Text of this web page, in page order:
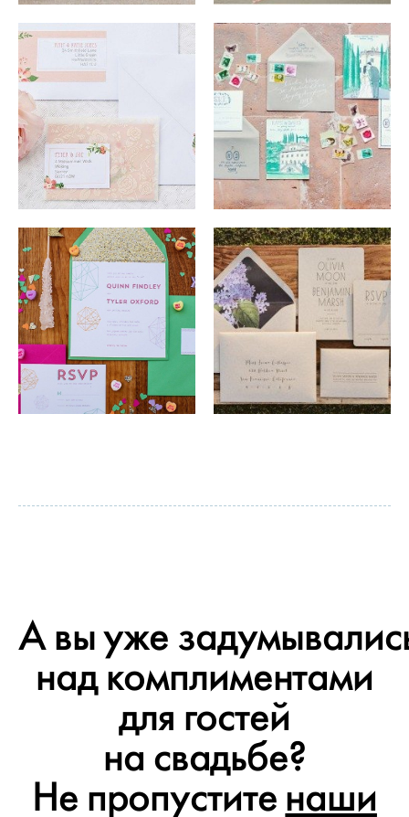
А вы уже
над комплиментами
для гостей
на свадьбе?
Не пропуститенаши